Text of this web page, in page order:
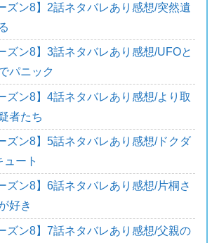
ズン8】2話ネタバレあり感想/突然遺
ズン8】3話ネタバレあり感想/UFOと
パニック
ズン8】4話ネタバレあり感想/より取
者たち
ズン8】5話ネタバレあり感想/ドクダ
ュート
ズン8】6話ネタバレあり感想/片桐さ
好き
ズン8】7話ネタバレあり感想/父親の